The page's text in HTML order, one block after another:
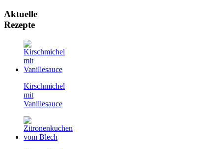
Aktuelle
Rezepte
Kirschmichel
mit
Vanillesauce